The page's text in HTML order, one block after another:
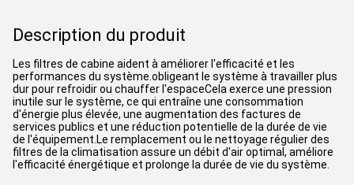
Description du produit
Les filtres de cabine aident à améliorer l'efficacité et les
performances du système.obligeant le système à travailler plus
dur pour refroidir ou chauffer l'espaceCela exerce une pression
inutile sur le système, ce qui entraîne une consommation
d'énergie plus élevée, une augmentation des factures de
services publics et une réduction potentielle de la durée de vie
de l'équipement.Le remplacement ou le nettoyage régulier des
filtres de la climatisation assure un débit d'air optimal, améliore
l'efficacité énergétique et prolonge la durée de vie du système.